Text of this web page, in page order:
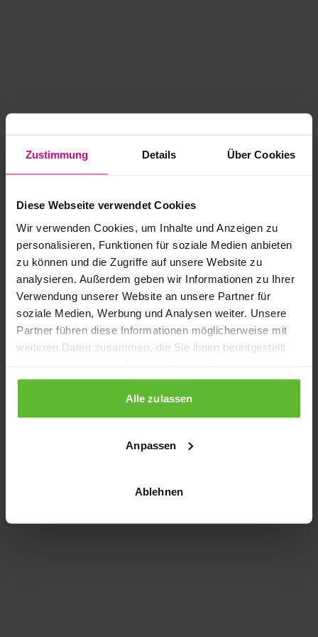
Zustimmung Details Über Cookies
Diese Webseite verwendet Cookies
Wir verwenden Cookies, um Inhalte und Anzeigen zu
personalisieren, Funktionen für soziale Medien anbieten
zu können und die Zugriffe auf unsere Website zu
analysieren. Außerdem geben wir Informationen zu Ihrer
Verwendung unserer Website an unsere Partner für
soziale Medien, Werbung und Analysen weiter. Unsere
Partner führen diese Informationen möglicherweise mit
weiteren Daten zusammen, die Sie ihnen bereitgestellt
gesammelt haben.
Alle zulassen
Anpassen
Ablehnen
Application error: a client-side exception has occurred
loading www.kurzwego.de (see the browser console for more
information).